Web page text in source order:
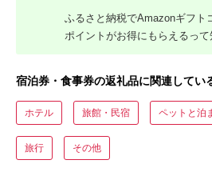
ふるさと納税でAmazonギフト
ポイントがお得にもらえるっ
宿泊券・食事券の返礼品に関連してい
ホテル 旅館・民宿 ペットと泊
旅行 その他